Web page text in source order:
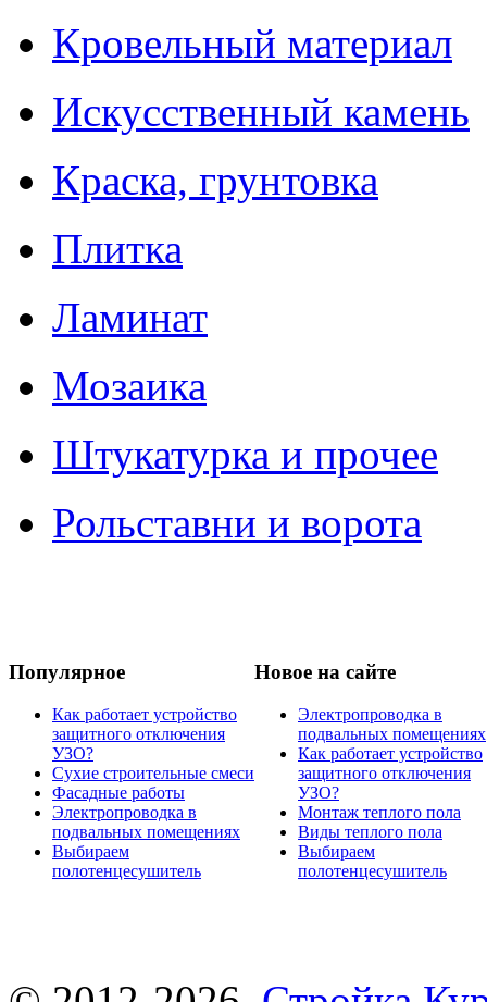
Кровельный материал
Искусственный камень
Краска, грунтовка
Плитка
Ламинат
Мозаика
Штукатурка и прочее
Рольставни и ворота
Популярное
Как работает устройство
защитного отключения
УЗО?
Сухие строительные смеси
Фасадные работы
Электропроводка в
подвальных помещениях
Выбираем
полотенцесушитель
Новое на сайте
Электропроводка в
подвальных помещениях
Как работает устройство
защитного отключения
УЗО?
Монтаж теплого пола
Виды теплого пола
Выбираем
полотенцесушитель